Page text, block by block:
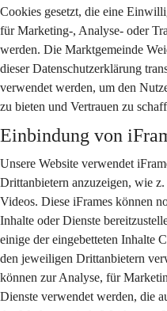
Cookies gesetzt, die eine
für Marketing-, Analyse- oder
werden. Die Marktgemeinde
dieser Datenschutzerklärung
verwendet werden, um den
zu bieten und Vertrauen zu
Einbindung von
Unsere Website verwendet
Drittanbietern anzuzeigen, wie
Videos. Diese iFrames können
Inhalte oder Dienste
einige der eingebetteten Inhalte
den jeweiligen Drittanbietern
können zur Analyse, für
Dienste verwendet werden, die